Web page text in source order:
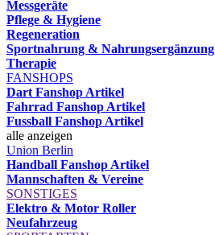
Messgeräte
Pflege & Hygiene
Regeneration
Sportnahrung & Nahrungsergänzung
Therapie
FANSHOPS
Dart Fanshop Artikel
Fahrrad Fanshop Artikel
Fussball Fanshop Artikel
alle anzeigen
Union Berlin
Handball Fanshop Artikel
Mannschaften & Vereine
SONSTIGES
Elektro & Motor Roller
Neufahrzeug